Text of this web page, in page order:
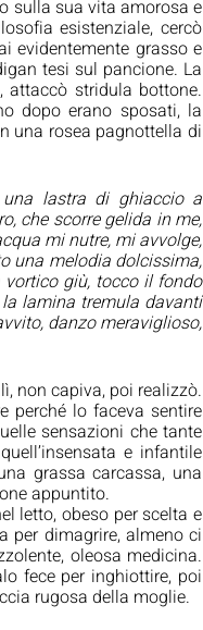
sulla sua vita amorosa e
esistenziale, cercò
evidentemente grasso e
tesi sul pancione. La
stridula bottone.
dopo erano sposati, la
una rosea pagnottella di
una lastra di ghiaccio a
che scorre gelida in me,
mi nutre, mi avvolge,
una melodia dolcissima,
giù, tocco il fondo
lamina tremula davanti
danzo meraviglioso,
non capiva, poi realizzò.
perché lo faceva sentire
sensazioni che tante
e infantile
grassa carcassa, una
appuntito.
letto, obeso per scelta e
per dimagrire, almeno ci
oleosa medicina.
fece per inghiottire, poi
rugosa della moglie.